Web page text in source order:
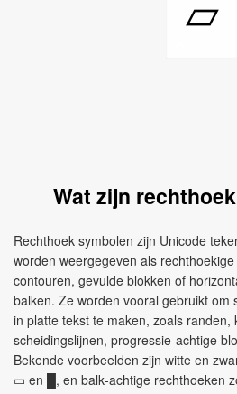
▱
Wat zijn
Rechthoek symbolen zijn Unicode
worden weergegeven als rechthoekige
contouren, gevulde blokken of
balken. Ze worden vooral gebruikt om
in platte tekst te maken, zoals randen,
scheidingslijnen, progressie‑achtige
Bekende voorbeelden zijn witte en
▭ en █, en balk‑achtige rechthoeken